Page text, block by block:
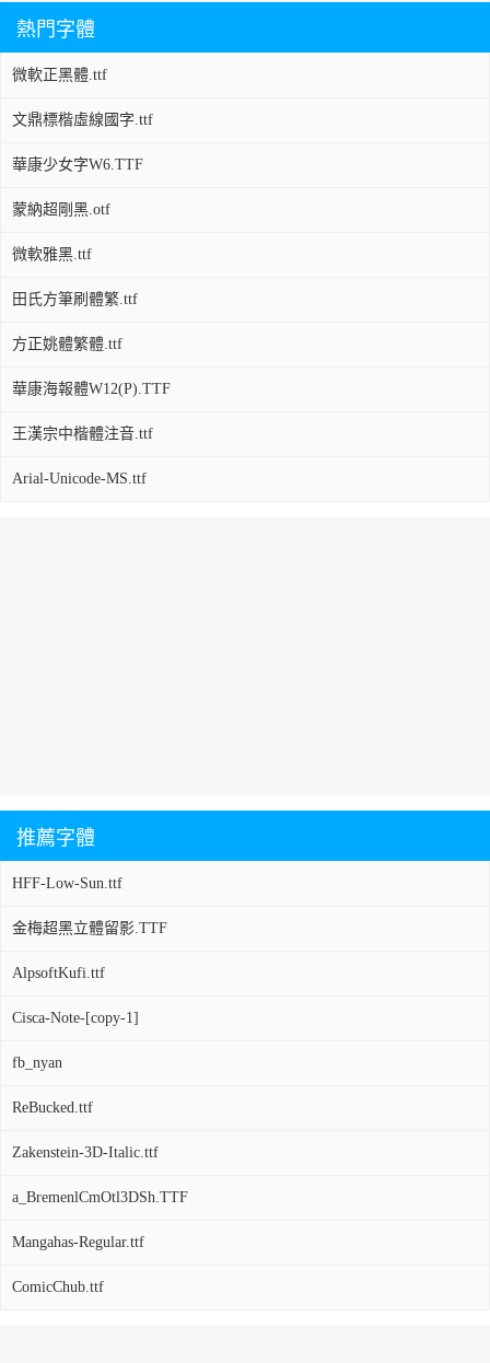
熱門字體
微軟正黑體.ttf
文鼎標楷虛線國字.ttf
華康少女字W6.TTF
蒙納超剛黑.otf
微軟雅黑.ttf
田氏方筆刷體繁.ttf
方正姚體繁體.ttf
華康海報體W12(P).TTF
王漢宗中楷體注音.ttf
Arial-Unicode-MS.ttf
推薦字體
HFF-Low-Sun.ttf
金梅超黑立體留影.TTF
AlpsoftKufi.ttf
Cisca-Note-[copy-1]
fb_nyan
ReBucked.ttf
Zakenstein-3D-Italic.ttf
a_BremenlCmOtl3DSh.TTF
Mangahas-Regular.ttf
ComicChub.ttf